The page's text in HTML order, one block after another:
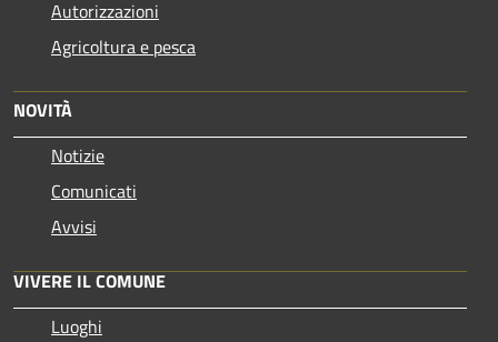
Autorizzazioni
Agricoltura e pesca
NOVITÀ
Notizie
Comunicati
Avvisi
VIVERE IL COMUNE
Luoghi